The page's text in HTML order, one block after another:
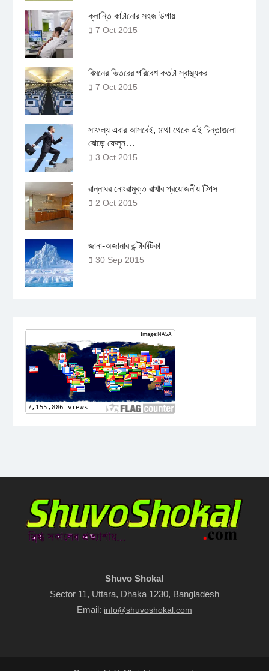
ক্লান্তি কাটানোর সহজ উপায়
7 Oct 2015
বিমনের ভিতরের পরিবেশ কতটা স্বাস্থ্যকর
7 Oct 2015
সাফল্য এবার আসবেই, মাথা থেকে এই চিন্তাগুলো
ঝেড়ে ফেলুন…
3 Oct 2015
রান্নাঘর নোংরামুক্ত রাখার প্রয়োজনীয় টিপস
2 Oct 2015
জানা-অজানার এন্টার্কটিকা
30 Sep 2015
Shuvo Shokal
Sector 11, Uttara, Dhaka 1230, Bangladesh
Email: info@shuvoshokal.com